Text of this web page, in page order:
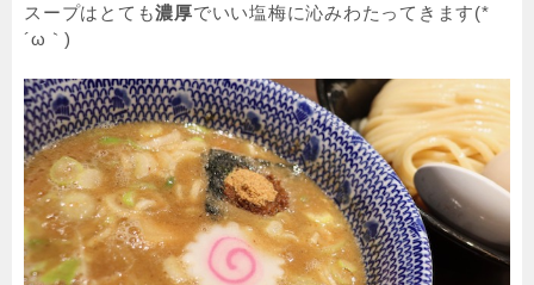
スープはとても濃厚でいい塩梅に沁みわたってきます(*
´ω｀)